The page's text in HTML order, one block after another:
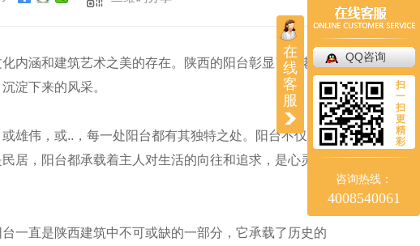
内涵和建筑艺术之美的存在。陕西的阳台彰显了古老文
淀下来的风采。
雄伟，或..，每一处阳台都有其独特之处。阳台不仅是建
居，阳台都承载着主人对生活的向往和追求，是心灵栖
一直是陕西建筑中不可或缺的一部分，它承载了历史的
在
线
客
服
QQ咨询
扫
一
扫
更
精
彩
咨询热线：
4008540061